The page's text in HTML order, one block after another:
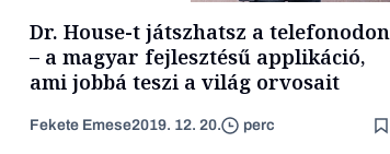
Dr. House-t játszhatsz a telefonodon
– a magyar fejlesztésű applikáció,
ami jobbá teszi a világ orvosait
Fekete Emese2019. 12. 20. perc